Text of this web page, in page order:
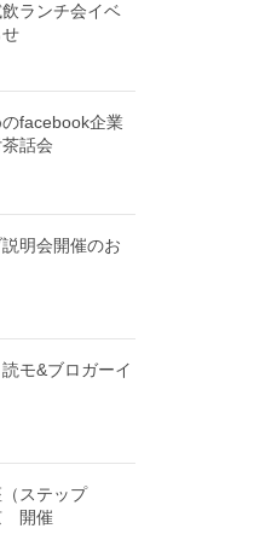
ランチ会イベ
facebook企業
話会
明会開催のお
モ&ブロガーイ
ステップ
開催